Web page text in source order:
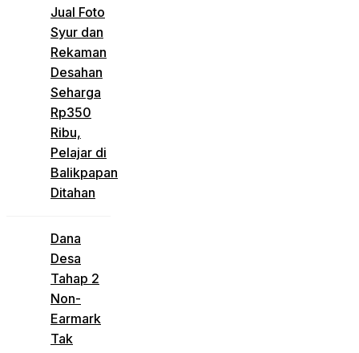
Jual Foto
Syur dan
Rekaman
Desahan
Seharga
Rp350
Ribu,
Pelajar di
Balikpapan
Ditahan
Dana
Desa
Tahap 2
Non-
Earmark
Tak